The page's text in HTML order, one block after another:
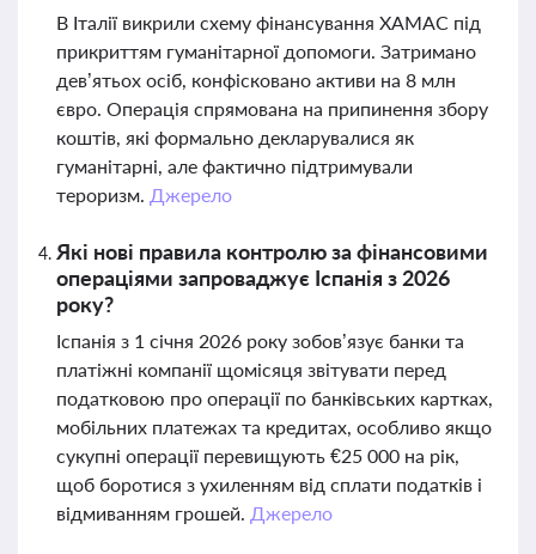
В Італії викрили схему фінансування ХАМАС під
прикриттям гуманітарної допомоги. Затримано
дев’ятьох осіб, конфісковано активи на 8 млн
євро. Операція спрямована на припинення збору
коштів, які формально декларувалися як
гуманітарні, але фактично підтримували
тероризм. Джерело
Які нові правила контролю за фінансовими
операціями запроваджує Іспанія з 2026
року?
Іспанія з 1 січня 2026 року зобов’язує банки та
платіжні компанії щомісяця звітувати перед
податковою про операції по банківських картках,
мобільних платежах та кредитах, особливо якщо
сукупні операції перевищують €25 000 на рік,
щоб боротися з ухиленням від сплати податків і
відмиванням грошей. Джерело